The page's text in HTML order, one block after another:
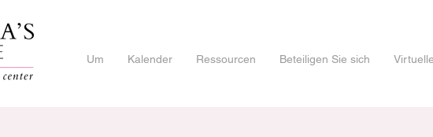
Um Kalender Ressourcen Beteiligen Sie sich